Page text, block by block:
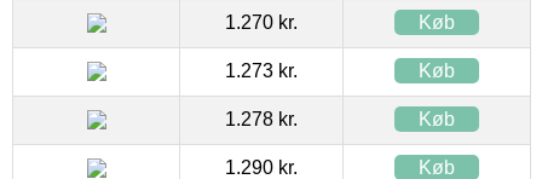
1.270 kr. Køb
1.273 kr. Køb
1.278 kr. Køb
1.290 kr. Køb